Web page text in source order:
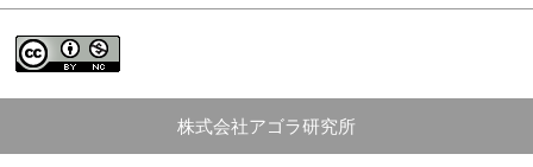
株式会社アゴラ研究所